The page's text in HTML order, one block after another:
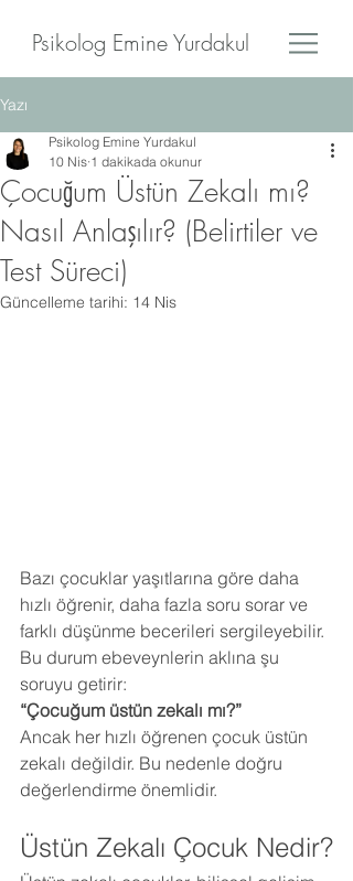
Psikolog Emine Yurdakul
Yazı
Çocuğum Üstün Zekalı mı?
Nasıl Anlaşılır? (Belirtiler ve
Test Süreci)
Psikolog Emine Yurdakul
10 Nis 1 dakikada okunur
Güncelleme tarihi: 14 Nis
Bazı çocuklar yaşıtlarına göre daha
hızlı öğrenir, daha fazla soru sorar ve
farklı düşünme becerileri sergileyebilir.
Bu durum ebeveynlerin aklına şu
soruyu getirir:
“Çocuğum üstün zekalı mı?”
Ancak her hızlı öğrenen çocuk üstün
zekalı değildir. Bu nedenle doğru
değerlendirme önemlidir.
Üstün Zekalı Çocuk Nedir?